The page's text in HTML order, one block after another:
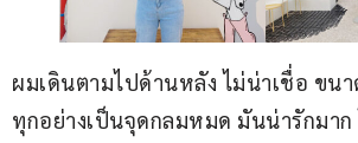
ผมเดินตามไปด้านหลัง ไม่น่าเชื่อ ขน
ทุกอย่างเป็นจุดกลมหมด มันน่ารักมา